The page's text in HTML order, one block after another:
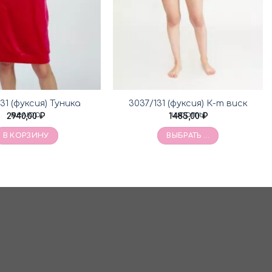
(фуксия) Туника
велюр
2940,00₽
В КОРЗИНУ
3037/131 (фуксия) К-т виск
шорты
1485,00₽
ВЫБРАТЬ ...